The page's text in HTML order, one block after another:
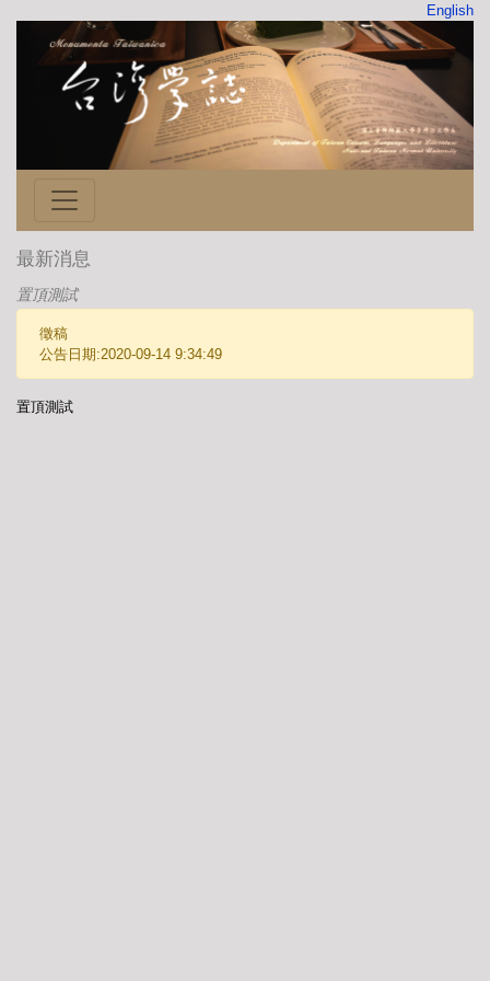
English
最新消息
置頂測試
徵稿
公告日期:2020-09-14 9:34:49
置頂測試